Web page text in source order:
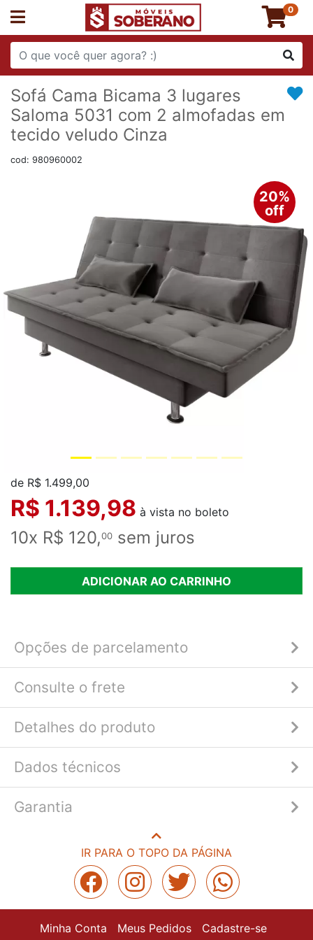
0
Sofá Cama Bicama 3 lugares
Saloma 5031 com 2 almofadas em
tecido veludo Cinza
cod: 980960002
20%
off
de R$ 1.499,00
R$ 1.139,98 à vista no boleto
10x R$ 120,00 sem juros
ADICIONAR AO CARRINHO
Opções de parcelamento
Consulte o frete
Detalhes do produto
Dados técnicos
Garantia
IR PARA O TOPO DA PÁGINA
Minha Conta Meus Pedidos Cadastre-se